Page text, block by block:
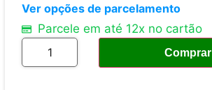
Ver opções de parcelamento
Parcele em até 12x no cartão
Comprar